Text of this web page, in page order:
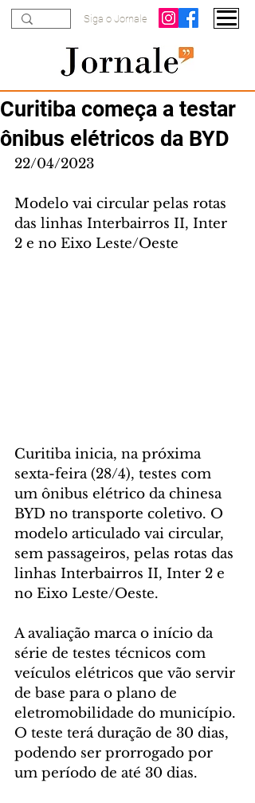
Siga o Jornale
Curitiba começa a testar
ônibus elétricos da BYD
22/04/2023
Modelo vai circular pelas rotas
das linhas Interbairros II, Inter
2 e no Eixo Leste/Oeste
Curitiba inicia, na próxima
sexta-feira (28/4), testes com
um ônibus elétrico da chinesa
BYD no transporte coletivo. O
modelo articulado vai circular,
sem passageiros, pelas rotas das
linhas Interbairros II, Inter 2 e
no Eixo Leste/Oeste.
A avaliação marca o início da
série de testes técnicos com
veículos elétricos que vão servir
de base para o plano de
eletromobilidade do município.
O teste terá duração de 30 dias,
podendo ser prorrogado por
um período de até 30 dias.